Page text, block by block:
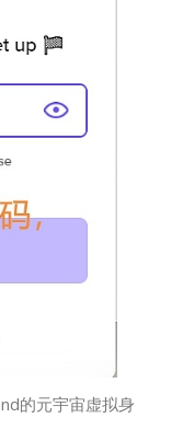
的元宇宙虚拟身